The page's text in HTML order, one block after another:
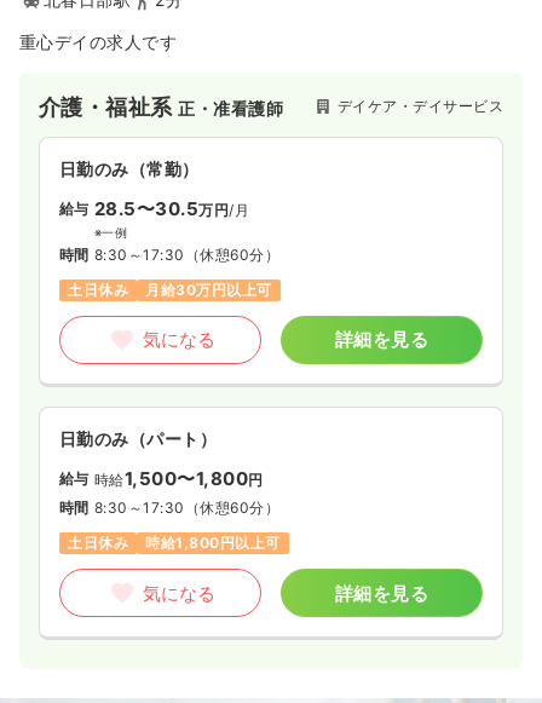
日勤のみ（常勤）
給与 25.1 万円 /月 賞与2.45ヶ月
時間 8:30～17:15
日祝休み
4週8休以上
オンコールあり
担当業務未経験可
ブランク可
月給27万円以上可
気になる 詳細を見る
検診・健診保健師
日勤のみ（常勤）
給与 26.8万円〜/月 賞与88.5万円〜
※経験8年の例
時間
8:15～17:00
日祝休み
4週8休以上 担当業務未経験可
ブランク可
第二新卒可
月給26万円以上可
重心デイの求人です
介護・福祉系正・准看護師 デイケア・デイサービス
日勤のみ（常勤）
給与 28.5〜30.5万円/月
※一例
時間 8:30～17:30 （休憩60分）
土日休み
月給30万円以上可
気になる 詳細を見る
日勤のみ（パート）
給与 時給1,500〜1,800円
時間 8:30～17:30 （休憩60分）
土日休み
時給1,800円以上可
気になる 詳細を見る